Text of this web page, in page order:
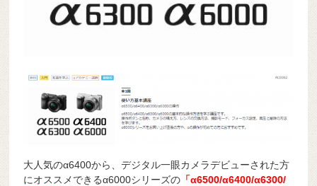
大人気のα6400から、デジタル一眼カメラデビューされた方
にオススメできるα6000シリーズの 「α6500/α6400/α6300/